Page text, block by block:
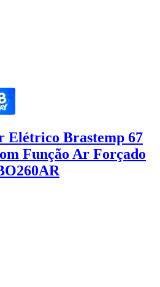
Elétrico Brastemp 67
Função Ar Forçado